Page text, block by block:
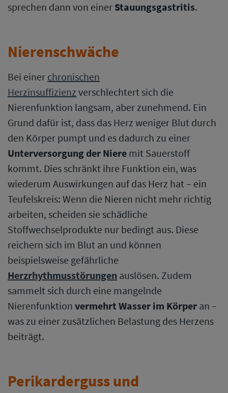
sprechen dann von einer Stauungsgastritis.
Nierenschwäche
Bei einer chronischen
Herzinsuffizienz verschlechtert sich die
Nierenfunktion langsam, aber zunehmend. Ein
Grund dafür ist, dass das Herz weniger Blut durch
den Körper pumpt und es dadurch zu einer
Unterversorgung der Niere mit Sauerstoff
kommt. Dies schränkt ihre Funktion ein, was
wiederum Auswirkungen auf das Herz hat – ein
Teufelskreis: Wenn die Nieren nicht mehr richtig
arbeiten, scheiden sie schädliche
Stoffwechselprodukte nur bedingt aus. Diese
reichern sich im Blut an und können
beispielsweise gefährliche
Herzrhythmusstörungen auslösen. Zudem
sammelt sich durch eine mangelnde
Nierenfunktion vermehrt Wasser im Körper an –
was zu einer zusätzlichen Belastung des Herzens
beiträgt.
Perikarderguss und